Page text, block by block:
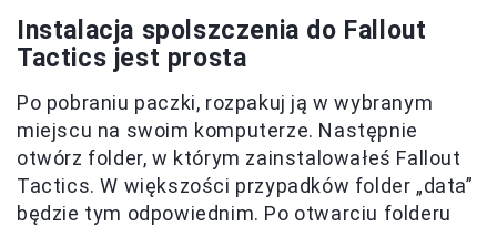
Instalacja spolszczenia do Fallout
Tactics jest prosta
Po pobraniu paczki, rozpakuj ją w wybranym
miejscu na swoim komputerze. Następnie
otwórz folder, w którym zainstalowałeś Fallout
Tactics. W większości przypadków folder „data”
będzie tym odpowiednim. Po otwarciu folderu